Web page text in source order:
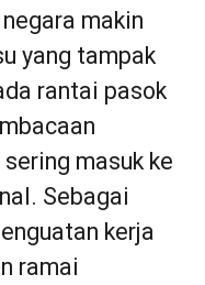
makin
yang tampak
rantai pasok
masuk ke
Sebagai
kerja
ramai